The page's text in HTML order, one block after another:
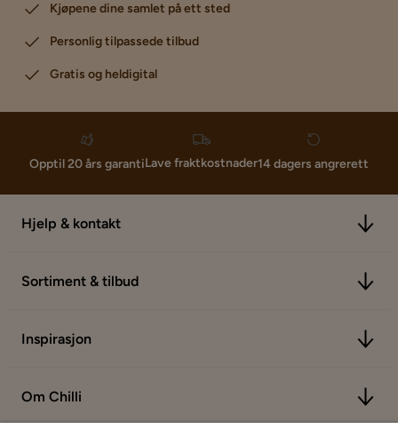
Kjøpene dine samlet på ett sted
Personlig tilpassede tilbud
Gratis og heldigital
Opptil 20 års garantiLave fraktkostnader14 dagers angrerett
Hjelp & kontakt
Sortiment & tilbud
Inspirasjon
Om Chilli